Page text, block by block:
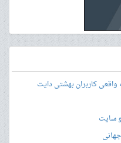
واقعی کاربران بهشتی دایت
سایت